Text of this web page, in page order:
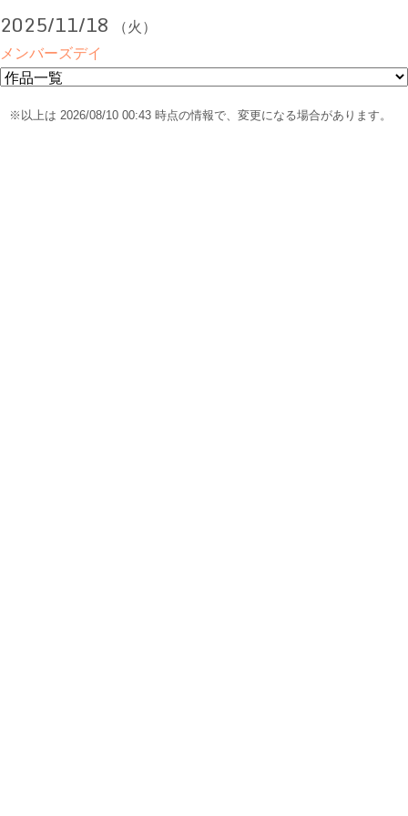
2025/11/18
（火）
メンバーズデイ
※以上は 2026/08/10 00:43 時点の情報で、変更になる場合があります。